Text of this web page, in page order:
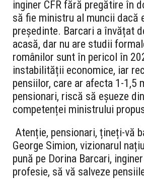
inginer CFR fără pregătire în
să fie ministru al muncii dacă
președinte. Barcari a învățat
acasă, dar nu are studii
românilor sunt în pericol în
instabilității economice, iar
pensiilor, care ar afecta 1-1,5
pensionari, riscă să eșueze
competenței ministrului
Atenție, pensionari, țineți-vă
George Simion, vizionarul
pună pe Dorina Barcari,
profesie, să vă salveze